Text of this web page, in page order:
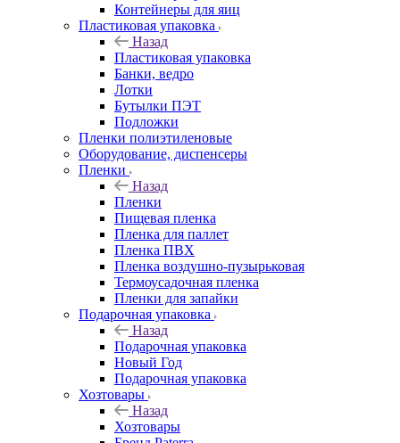
Контейнеры для яиц
Пластиковая упаковка
Назад
Пластиковая упаковка
Банки, ведро
Лотки
Бутылки ПЭТ
Подложки
Пленки полиэтиленовые
Оборудование, диспенсеры
Пленки
Назад
Пленки
Пищевая пленка
Пленка для паллет
Пленка ПВХ
Пленка воздушно-пузырьковая
Термоусадочная пленка
Пленки для запайки
Подарочная упаковка
Назад
Подарочная упаковка
Новый Год
Подарочная упаковка
Хозтовары
Назад
Хозтовары